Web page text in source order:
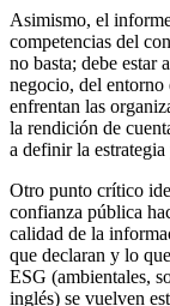
Asimismo, el
competencias del
no basta; debe estar
negocio, del entorno
enfrentan las
la rendición de
a definir la
Otro punto crítico
confianza pública
calidad de la
que declaran y lo
ESG (ambientales,
inglés) se vuelven